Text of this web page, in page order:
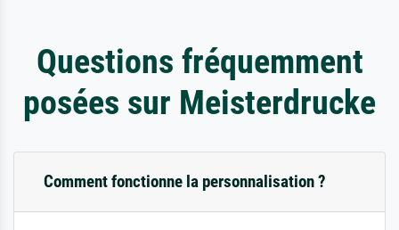
Questions fréquemment
posées sur Meisterdrucke
Comment fonctionne la personnalisation ?